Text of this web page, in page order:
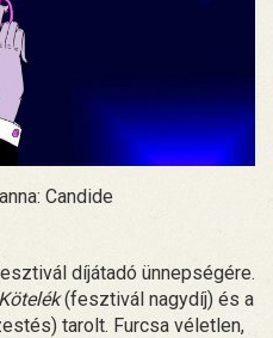
Candide
díjátadó ünnepségére.
Kötelék(fesztivál nagydíj) és a
tarolt. Furcsa véletlen,